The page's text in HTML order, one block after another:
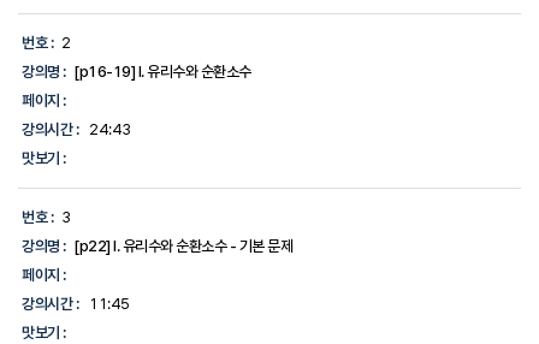
대
한
보
를
공
다.
번호 : 2
강의명 : [p16-19] I. 유리수와 순환소수
페이지 :
강의시간 :
24:43
맛보기 :
번호 : 3
강의명 : [p22] I. 유리수와 순환소수 - 기본 문제
페이지 :
강의시간 :
11:45
맛보기 :